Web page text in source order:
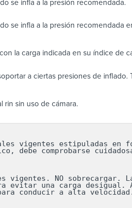
se infla a la presión recomendada.
se infla a la presión recomendada
la carga indicada en su índice de
a ciertas presiones de inflado.
rin sin uso de cámara.
vigentes estipuladas en
debe comprobarse
vigentes. NO sobrecargar.
evitar una carga
conducir a alta